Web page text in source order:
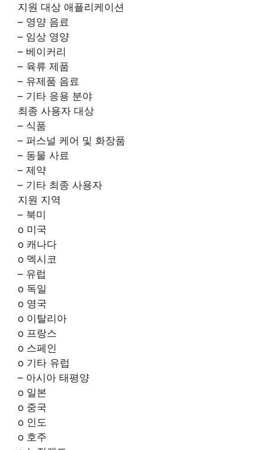
지원 대상 애플리케이션
– 영양 음료
– 임상 영양
– 베이커리
– 육류 제품
– 유제품 음료
– 기타 응용 분야
최종 사용자 대상
– 식품
– 퍼스널 케어 및 화장품
– 동물 사료
– 제약
– 기타 최종 사용자
지원 지역
– 북미
o 미국
o 캐나다
o 멕시코
– 유럽
o 독일
o 영국
o 이탈리아
o 프랑스
o 스페인
o 기타 유럽
– 아시아 태평양
o 일본
o 중국
o 인도
o 호주